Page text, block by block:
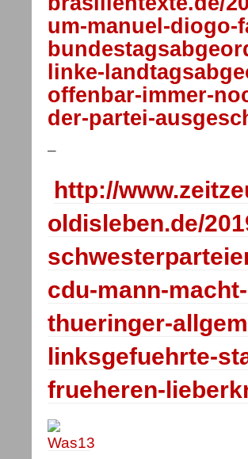
um-manuel-diogo-
linke-
offenbar-immer-
der-partei-
–
http://
oldisleben.de/
cdu-mann-
thueringer-
linksgefuehrte-
frueheren-